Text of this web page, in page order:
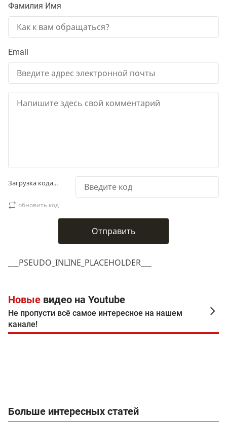
___PSEUDO_INLINE_PLACEHOLDER___
Фамилия Имя
Email
Загрузка кода...
обновить код
Новые видео на Youtube
Не пропусти всё самое интересное на нашем
канале!
Больше интересных статей